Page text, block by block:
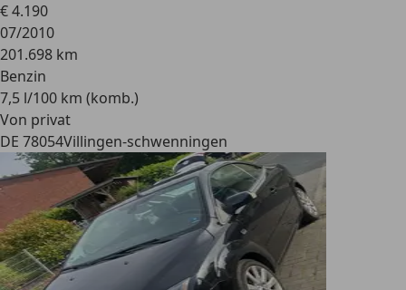
€ 4.190
07/2010
201.698 km
Benzin
7,5 l/100 km (komb.)
Von privat
DE 78054Villingen-schwenningen